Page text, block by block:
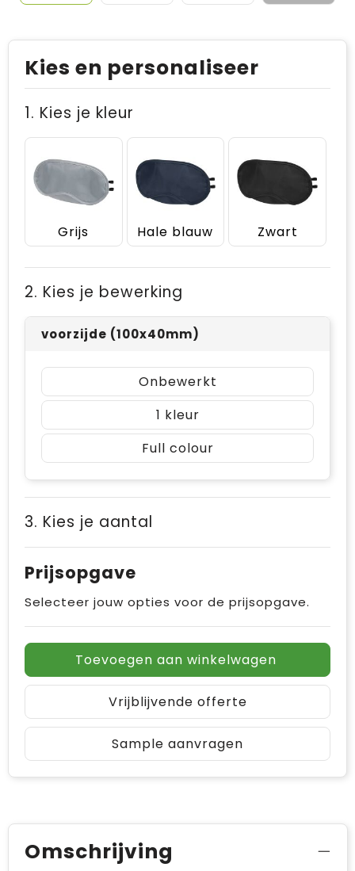
Kies en personaliseer
1. Kies je kleur
Grijs Hale blauw Zwart
2. Kies je bewerking
voorzijde (100x40mm)
Onbewerkt
1
Full colour
3. Kies je aantal
Prijsopgave
Selecteer jouw opties voor de prijsopgave.
Toevoegen aan winkelwagen
Vrijblijvende offerte
Sample aanvragen
Omschrijving